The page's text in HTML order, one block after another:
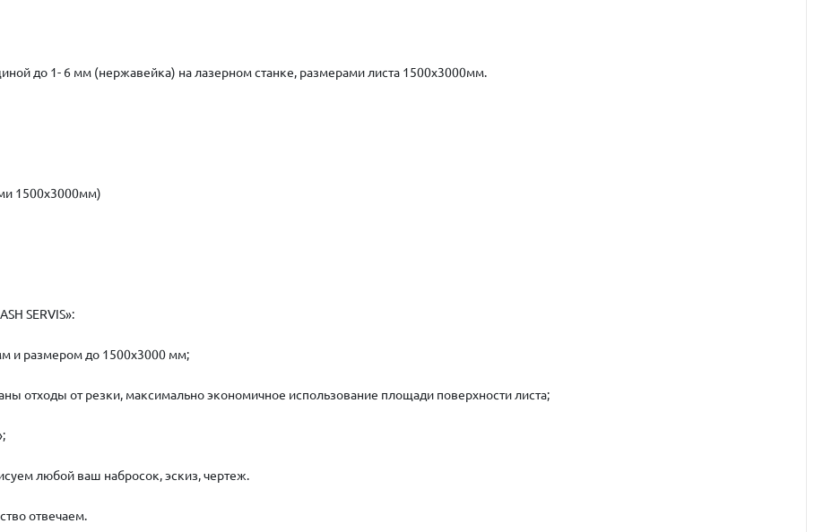
до 1- 6 мм (нержавейка) на лазерном станке, размерами листа 1500х3000мм.
1500х3000мм)
SERVIS»:
и размером до 1500х3000 мм;
отходы от резки, максимально экономичное использование площади поверхности листа;
любой ваш набросок, эскиз, чертеж.
отвечаем.